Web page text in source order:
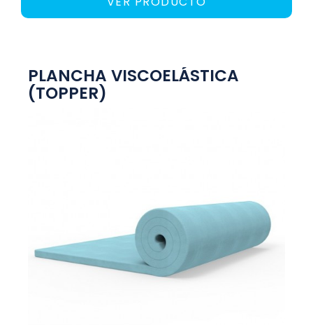
PLANCHA VISCOELÁSTICA
(TOPPER)